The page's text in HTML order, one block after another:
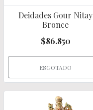
Deidades Gour Nitay
Bronce
$86.850
ESGOTADO